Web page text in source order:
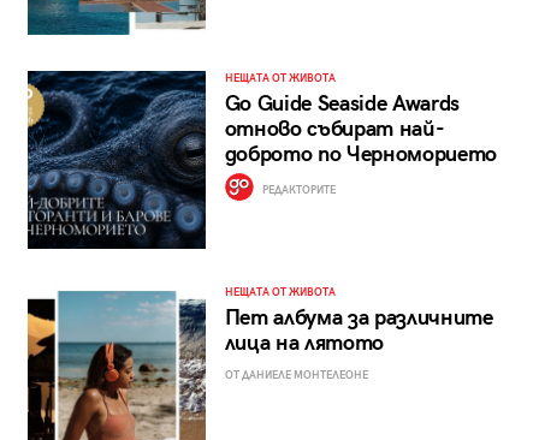
НЕЩАТА ОТ ЖИВОТА
Go Guide Seaside Awards
отново събират най-
доброто по Черноморието
РЕДАКТОРИТЕ
НЕЩАТА ОТ ЖИВОТА
Пет албума за различните
лица на лятото
ОТ ДАНИЕЛЕ МОНТЕЛЕОНЕ